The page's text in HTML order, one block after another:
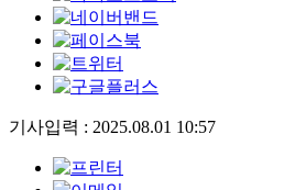
기사입력 : 2025.08.01 10:57